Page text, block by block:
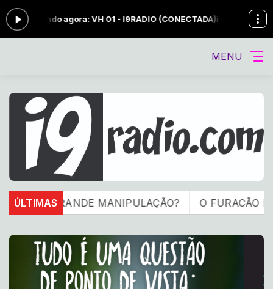
agora: VH 01 - I9RADIO (CONECTADA)i9 ALTA TENSÃO -
MENU
ÚLTIMAS
GRANDE MANIPULAÇÃO? O FURACÃO ESTÁ